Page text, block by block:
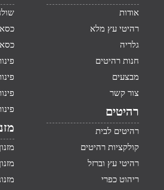
אודות
רהיטי עץ מלא
גלריה
חנות רהיטים
מבצעים
צור קשר
רהיטים
רהיטים לבית
קולקציות רהיטים
רהיטי עץ וברזל
ריהוט כפרי